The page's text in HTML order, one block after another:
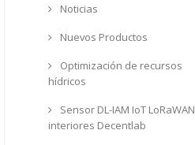
Noticias
Nuevos Productos
Optimización de recursos
hídricos
Sensor DL-IAM IoT LoRaWAN
interiores Decentlab